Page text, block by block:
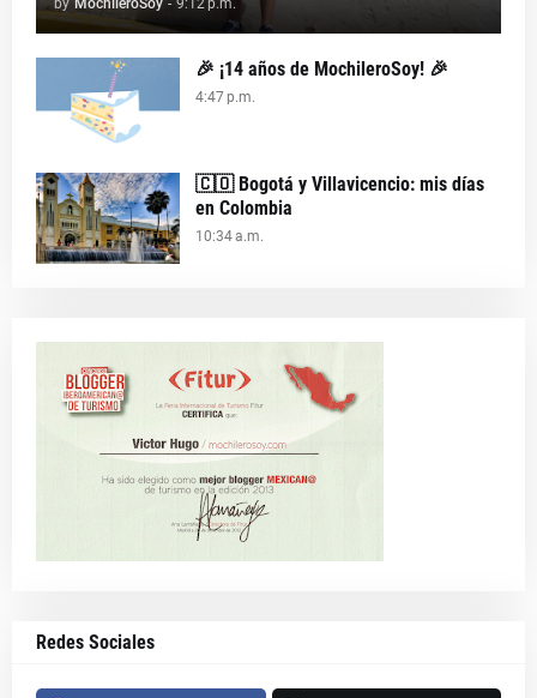
🎉 ¡14 años de MochileroSoy! 🎉
4:47 p.m.
🇨🇴 Bogotá y Villavicencio: mis días
en Colombia
10:34 a.m.
Redes Sociales